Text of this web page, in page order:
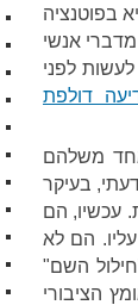
בפוטנציה
אנשי
לפני
דולפת
משלהם
בעיקר
עכשיו, הם
הם לא
השם"
הציבורי